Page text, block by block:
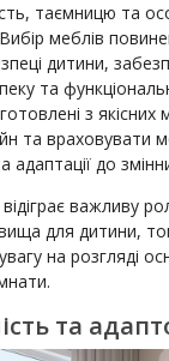
таємницю та
меблів
дитини,
та
з якісних
та враховувати
адаптації до
важливу
для дитини,
на розгляді
та